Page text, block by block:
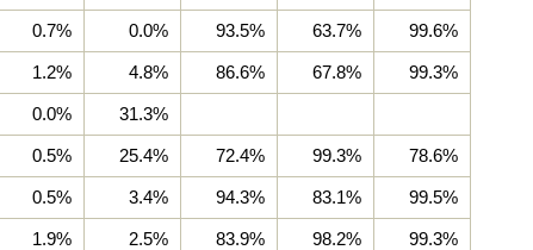
0.7% 0.0% 93.5% 63.7% 99.6%
1.2% 4.8% 86.6% 67.8% 99.3%
0.0% 31.3%
0.5% 25.4% 72.4% 99.3% 78.6%
0.5% 3.4% 94.3% 83.1% 99.5%
1.9% 2.5% 83.9% 98.2% 99.3%